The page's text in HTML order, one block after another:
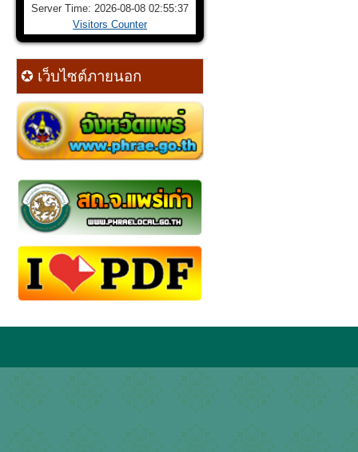
Server Time: 2026-08-08 02:55:37
Visitors Counter
✪ เว็บไซต์ภายนอก